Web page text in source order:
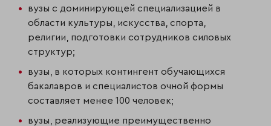
вузы с доминирующей специализацией в
области культуры, искусства, спорта,
религии, подготовки сотрудников силовых
структур;
вузы, в которых контингент обучающихся
бакалавров и специалистов очной формы
составляет менее 100 человек;
вузы, реализующие преимущественно